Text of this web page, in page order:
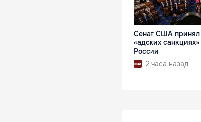
Сенат США принял
«адских
России
2 часа назад